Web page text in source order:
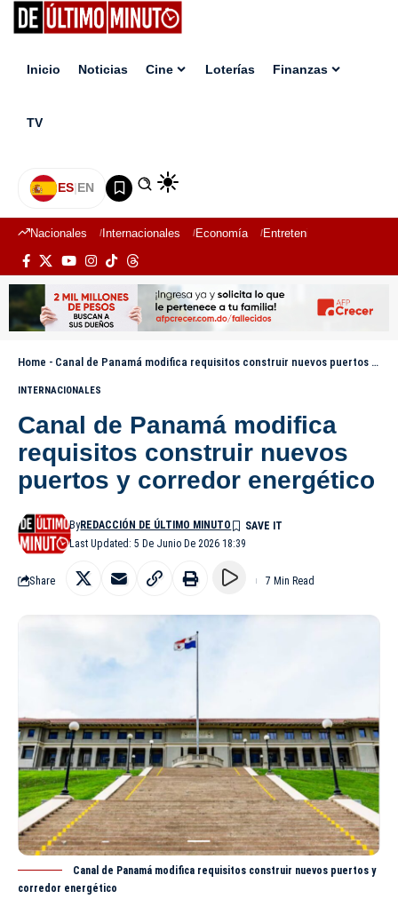
Inicio Noticias Cine Loterías Finanzas
TV
ES|EN
Nacionales Internacionales Economía Entretenimiento
Home - Canal de Panamá modifica requisitos construir nuevos puertos y corredor energético
INTERNACIONALES
Canal de Panamá modifica
requisitos construir nuevos
puertos y corredor energético
Last Updated: 5 De Junio De 2026 18:39
ByREDACCIÓN DE ÚLTIMO MINUTO
Share 7 Min Read
Canal de Panamá modifica requisitos construir nuevos puertos y
corredor energético